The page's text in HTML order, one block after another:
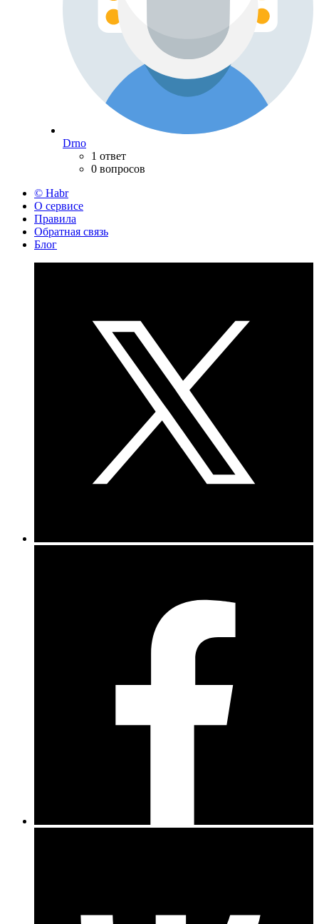
Drno
1 ответ
0 вопросов
© Habr
О сервисе
Правила
Обратная связь
Блог